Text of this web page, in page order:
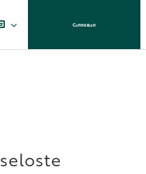
Connexion